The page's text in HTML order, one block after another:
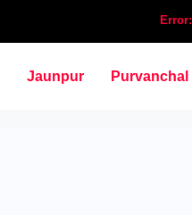
Error:
Jaunpur Purvanchal